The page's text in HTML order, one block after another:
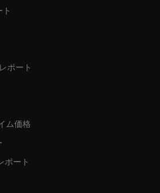
ポート
ム価格
ポート